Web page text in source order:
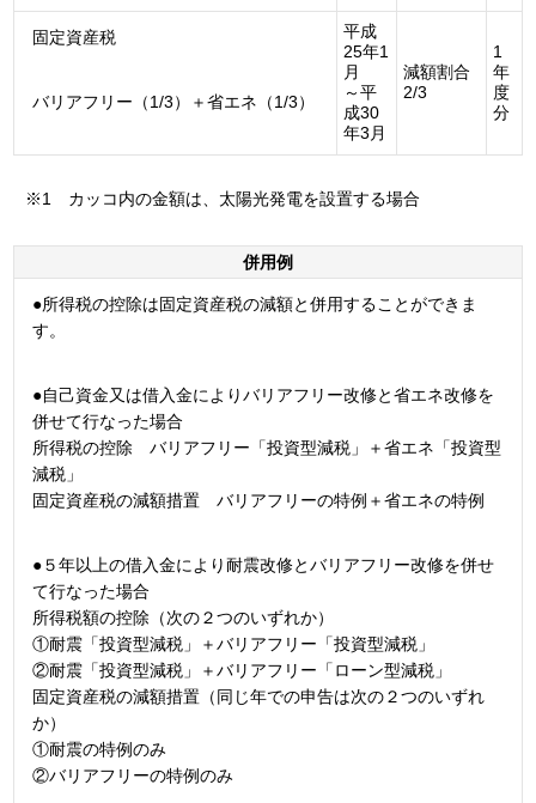
固定資産税
バリアフリー（1/3）＋省エネ（1/3）
平成
25年1
月
～平
成30
年3月
減額割合
2/3
1
年
度
分
※1 カッコ内の金額は、太陽光発電を設置する場合
併用例
●所得税の控除は固定資産税の減額と併用することができま
す。
●自己資金又は借入金によりバリアフリー改修と省エネ改修を
併せて行なった場合
所得税の控除 バリアフリー「投資型減税」＋省エネ「投資型
減税」
固定資産税の減額措置 バリアフリーの特例＋省エネの特例
●５年以上の借入金により耐震改修とバリアフリー改修を併せ
て行なった場合
所得税額の控除（次の２つのいずれか）
①耐震「投資型減税」＋バリアフリー「投資型減税」
②耐震「投資型減税」＋バリアフリー「ローン型減税」
固定資産税の減額措置（同じ年での申告は次の２つのいずれ
か）
①耐震の特例のみ
②バリアフリーの特例のみ